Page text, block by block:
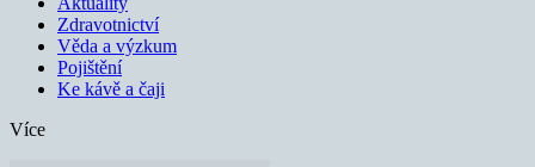
Zdravotnictví
Věda a výzkum
Pojištění
Ke kávě a čaji
Více